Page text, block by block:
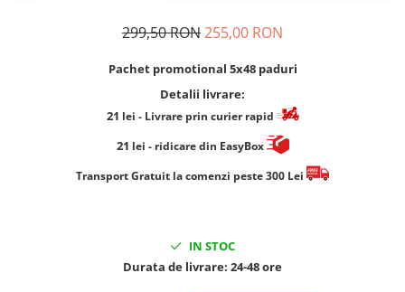
299,50 RON255,00 RON
Pachet promotional 5x48 paduri
Detalii livrare:
21 lei - Livrare prin curier rapid
21 lei - ridicare din EasyBox
​​​​​​Transport Gratuit la comenzi peste 300 Lei
IN STOC
Durata de livrare: 24-48 ore